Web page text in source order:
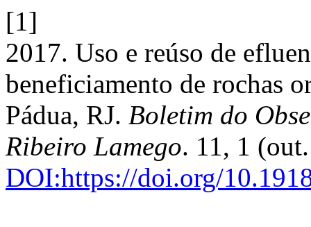
[1]
2017. Uso e reúso de
beneficiamento de rochas
Pádua, RJ. Boletim do
Ribeiro Lamego. 11, 1
DOI:https://doi.org/